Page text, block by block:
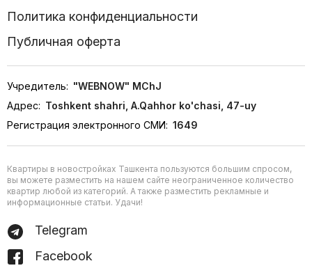
Политика конфиденциальности
Публичная оферта
Учредитель: "WEBNOW" MChJ
Адрес: Toshkent shahri, A.Qahhor ko'chasi, 47-uy
Регистрация электронного СМИ: 1649
Квартиры в новостройках Ташкента пользуются большим спросом,
вы можете разместить на нашем сайте неограниченное количество
квартир любой из категорий. А также разместить рекламные и
информационные статьи. Удачи!
Telegram
Facebook